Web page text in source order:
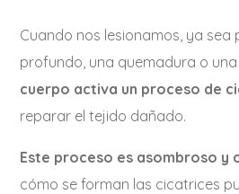
Cuando nos lesionamos, ya sea
profundo, una quemadura o
cuerpo activa un proceso de
reparar el tejido dañado.
Este proceso es asombroso y
cómo se forman las cicatrices